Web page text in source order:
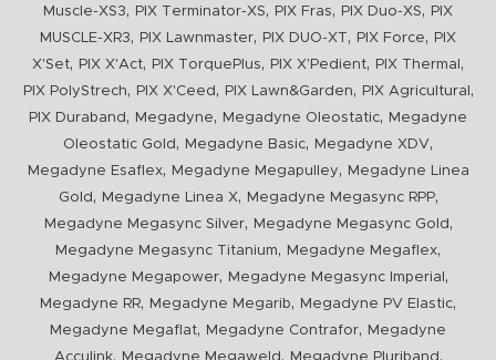
Muscle-XS3, PIX Terminator-XS, PIX Fras, PIX Duo-XS,
PIX
MUSCLE-XR3, PIX Lawnmaster, PIX DUO-XT, PIX Force,
PIX
X'Set, PIX X'Act, PIX TorquePlus, PIX X'Pedient, PIX Thermal ,
PIX PolyStrech, PIX X'Ceed , PIX Lawn&Garden, PIX Agricultural ,
PIX Duraband , Megadyne, Megadyne Oleostatic,
Megadyne
Oleostatic Gold , Megadyne Basic, Megadyne XDV,
Megadyne Esaflex, Megadyne Megapulley,
Megadyne Linea
Gold , Megadyne Linea X, Megadyne Megasync RPP,
Megadyne Megasync Silver, Megadyne Megasync Gold ,
Megadyne Megasync Titanium, Megadyne Megaflex,
Megadyne Megapower, Megadyne Megasync Imperial ,
Megadyne RR, Megadyne Megarib, Megadyne PV Elastic,
Megadyne Megaflat, Megadyne Contrafor,
Megadyne
, , ,